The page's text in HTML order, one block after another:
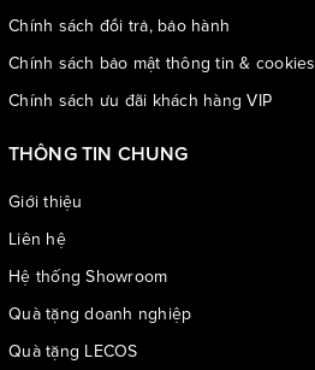
Chính sách đổi trả, bảo hành
Chính sách bảo mật thông tin & cookies
Chính sách ưu đãi khách hàng VIP
THÔNG TIN CHUNG
Giới thiệu
Liên hệ
Hệ thống Showroom
Quà tặng doanh nghiệp
Quà tặng LECOS